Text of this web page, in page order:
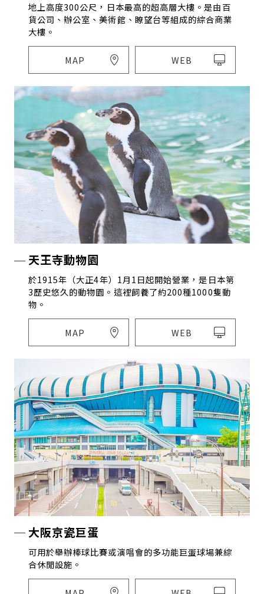
地上高度300公尺，日本最高的超高層大樓。是由百
貨公司、辦公室、美術館、瞭望台等組成的綜合商業
大樓。
MAP WEB
天王寺動物園
於1915年（大正4年）1月1日起開始營業，是日本第
3歷史悠久的動物園。這裡飼養了約200種1000隻動
物。
MAP WEB
大阪京瓷巨蛋
可用於舉辦棒球比賽或演唱會的多功能巨蛋球場兼綜
合休閒設施。